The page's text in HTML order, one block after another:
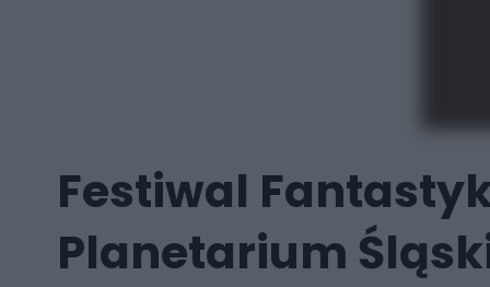
Festiwal
Planetarium